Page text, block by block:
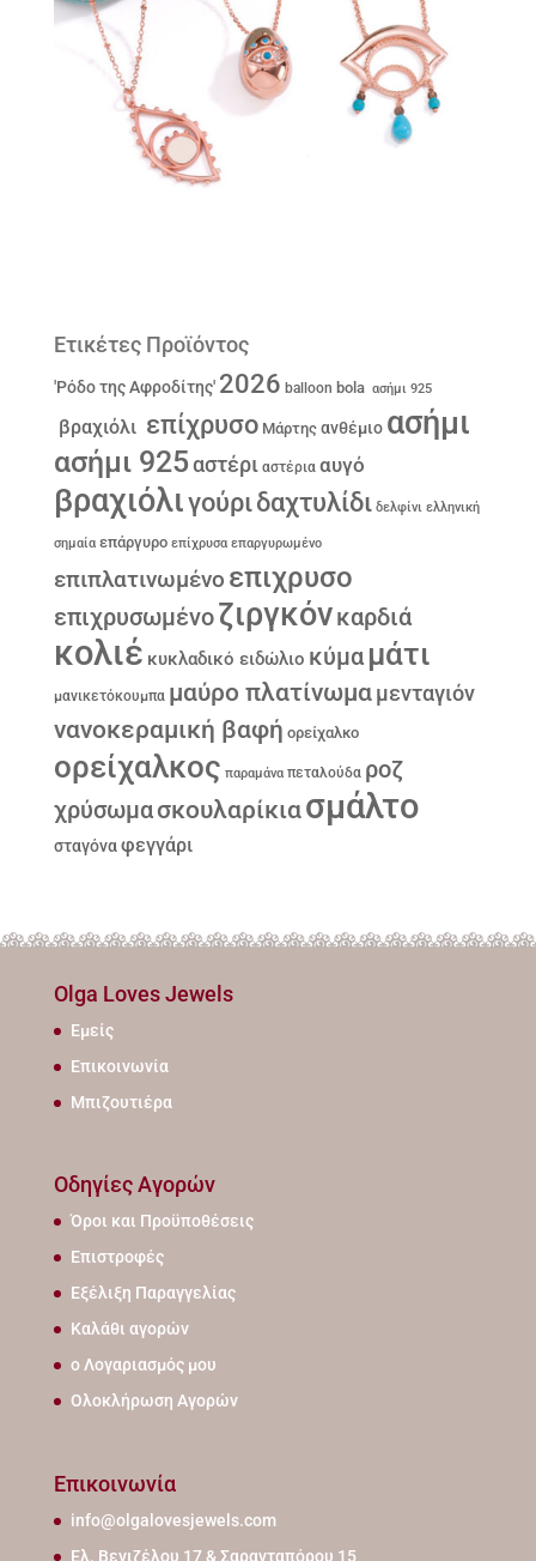
Ετικέτες Προϊόντος
'Ρόδο της Αφροδίτης' 2026 balloon bola ασήμι 925
βραχιόλι επίχρυσο Μάρτης ανθέμιο ασήμι
ασήμι 925αστέρι αστέρια αυγό
βραχιόλιγούριδαχτυλίδι δελφίνι ελληνική
σημαία επάργυρο επίχρυσα επαργυρωμένο
επιπλατινωμένο επιχρυσο
επιχρυσωμένοζιργκόνκαρδιά
κολιέ κυκλαδικό ειδώλιο κύμα μάτι
μανικετόκουμπα μαύρο πλατίνωμα μενταγιόν
νανοκεραμική βαφή ορείχαλκο
ορείχαλκος παραμάνα πεταλούδα ροζ
χρύσωμασκουλαρίκιασμάλτο
σταγόνα φεγγάρι
Olga Loves Jewels
Εμείς
Επικοινωνία
Μπιζουτιέρα
Οδηγίες Αγορών
Όροι και Προϋποθέσεις
Επιστροφές
Εξέλιξη Παραγγελίας
Καλάθι αγορών
ο Λογαριασμός μου
Ολοκλήρωση Αγορών
Επικοινωνία
info@olgalovesjewels.com
Ελ. Βενιζέλου 17 & Σαρανταπόρου 15